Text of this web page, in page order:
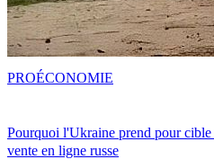
Pourquoi l'Ukraine prend pour
vente en ligne russe
PROÉCONOMIE